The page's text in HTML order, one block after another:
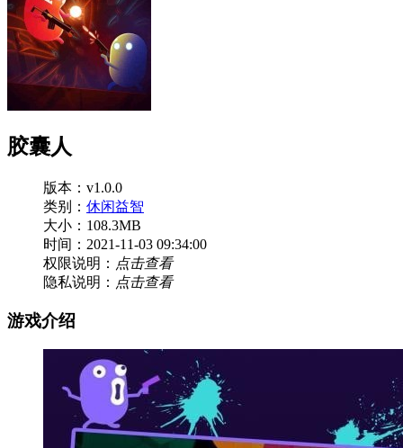
胶囊人
版本：v1.0.0
类别： 休闲益智
大小：108.3MB
时间：2021-11-03 09:34:00
权限说明： 点击查看
隐私说明： 点击查看
游戏介绍